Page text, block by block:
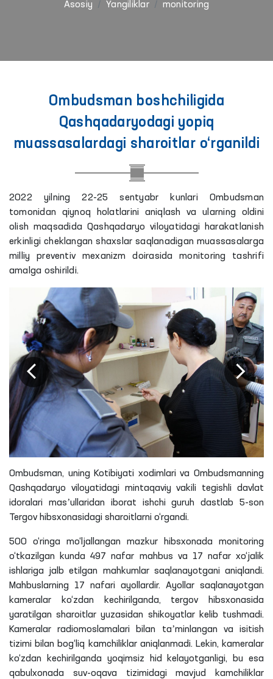
Asosiy Yangiliklar monitoring
Ombudsman boshchiligida
Qashqadaryodagi yopiq
muassasalardagi sharoitlar o‘rganildi
2022 yilning 22-25 sentyabr kunlari Ombudsman
tomonidan qiynoq holatlarini aniqlash va ularning oldini
olish maqsadida Qashqadaryo viloyatidagi harakatlanish
erkinligi cheklangan shaxslar saqlanadigan muassasalarga
milliy preventiv mexanizm doirasida monitoring tashrifi
amalga oshirildi.
Ombudsman, uning Kotibiyati xodimlari va Ombudsmanning
Qashqadaryo viloyatidagi mintaqaviy vakili tegishli davlat
idoralari masʼullaridan iborat ishchi guruh dastlab 5-son
Tergov hibsxonasidagi sharoitlarni o‘rgandi.
500 o‘ringa mo‘ljallangan mazkur hibsxonada monitoring
o‘tkazilgan kunda 497 nafar mahbus va 17 nafar xo‘jalik
ishlariga jalb etilgan mahkumlar saqlanayotgani aniqlandi.
Mahbuslarning 17 nafari ayollardir. Ayollar saqlanayotgan
kameralar ko‘zdan kechirilganda, tergov hibsxonasida
yaratilgan sharoitlar yuzasidan shikoyatlar kelib tushmadi.
Kameralarradiomoslamalari bilan taʼminlangan va isitish
tizimi bilan bog‘liq kamchiliklar aniqlanmadi. Lekin, kameralar
ko‘zdan kechirilganda yoqimsiz hid
kelayotganligi, bu esa
qabulxonada suv-oqava tizimidagi mavjud kamchiliklar